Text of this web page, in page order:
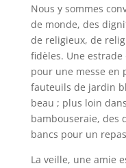
Nous y sommes
de monde, des
de religieux, de
fidèles. Une
pour une messe en
fauteuils de jardin
beau ; plus loin
bambouseraie, des
bancs pour un
La veille, une amie